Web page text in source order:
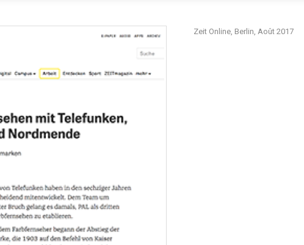
Zeit Online, Berlin, Août 2017